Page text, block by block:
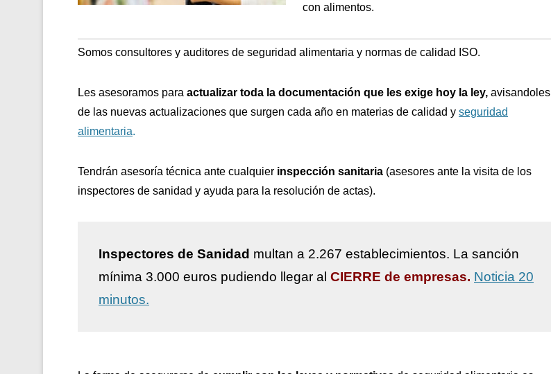
con alimentos.
Somos consultores y auditores de seguridad alimentaria y normas de calidad ISO.
Les asesoramos para actualizar toda la documentación que les exige hoy la ley, avisandoles
de las nuevas actualizaciones que surgen cada año en materias de calidad y seguridad
alimentaria.
Tendrán asesoría técnica ante cualquier inspección sanitaria (asesores ante la visita de los
inspectores de sanidad y ayuda para la resolución de actas).
Inspectores de Sanidad multan a 2.267 establecimientos. La sanción
mínima 3.000 euros pudiendo llegar al CIERRE de empresas. Noticia 20
minutos.